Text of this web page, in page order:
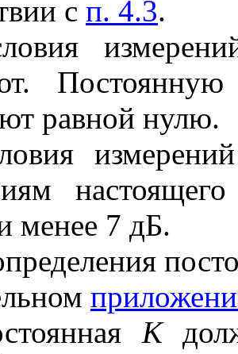
с п. 4.3.
равной нулю.
менее 7 дБ.
К